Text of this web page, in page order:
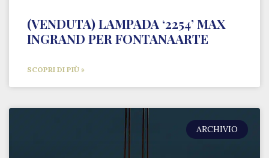
(VENDUTA) LAMPADA ‘2254’ MAX
INGRAND PER FONTANAARTE
SCOPRI DI PIÙ »
ARCHIVIO